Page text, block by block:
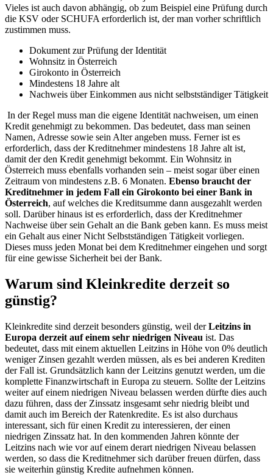
Vieles ist auch davon abhängig, ob zum Beispiel eine Prüfung durch
die KSV oder SCHUFA erforderlich ist, der man vorher schriftlich
zustimmen muss.
Dokument zur Prüfung der Identität
Wohnsitz in Österreich
Girokonto in Österreich
Mindestens 18 Jahre alt
Nachweis über Einkommen aus nicht selbstständiger Tätigkeit
In der Regel muss man die eigene Identität nachweisen, um einen
Kredit genehmigt zu bekommen. Das bedeutet, dass man seinen
Namen, Adresse sowie sein Alter angeben muss. Ferner ist es
erforderlich, dass der Kreditnehmer mindestens 18 Jahre alt ist,
damit der den Kredit genehmigt bekommt. Ein Wohnsitz in
Österreich muss ebenfalls vorhanden sein – meist sogar über einen
Zeitraum von mindestens z.B. 6 Monaten. Ebenso braucht der
Kreditnehmer in jedem Fall ein Girokonto bei einer Bank in
Österreich, auf welches die Kreditsumme dann ausgezahlt werden
soll. Darüber hinaus ist es erforderlich, dass der Kreditnehmer
Nachweise über sein Gehalt an die Bank geben kann. Es muss meist
ein Gehalt aus einer Nicht Selbstständigen Tätigkeit vorliegen.
Dieses muss jeden Monat bei dem Kreditnehmer eingehen und sorgt
für eine gewisse Sicherheit bei der Bank.
Warum sind Kleinkredite derzeit so
günstig?
Kleinkredite sind derzeit besonders günstig, weil derLeitzins in
Europa derzeit auf einem sehr niedrigen Niveau ist. Das
bedeutet, dass mit einem aktuellen Leitzins in Höhe von 0% deutlich
weniger Zinsen gezahlt werden müssen, als es bei anderen Krediten
der Fall ist. Grundsätzlich kann der Leitzins genutzt werden, um die
komplette Finanzwirtschaft in Europa zu steuern. Sollte der Leitzins
weiter auf einem niedrigen Niveau belassen werden dürfte dies auch
dazu führen, dass der Zinssatz insgesamt sehr niedrig bleibt und
damit auch im Bereich der Ratenkredite. Es ist also durchaus
interessant, sich für einen Kredit zu interessieren, der einen
niedrigen Zinssatz hat. In den kommenden Jahren könnte der
Leitzins nach wie vor auf einem derart niedrigen Niveau belassen
werden, so dass die Kreditnehmer sich darüber freuen dürfen, dass
sie weiterhin günstig Kredite aufnehmen können.